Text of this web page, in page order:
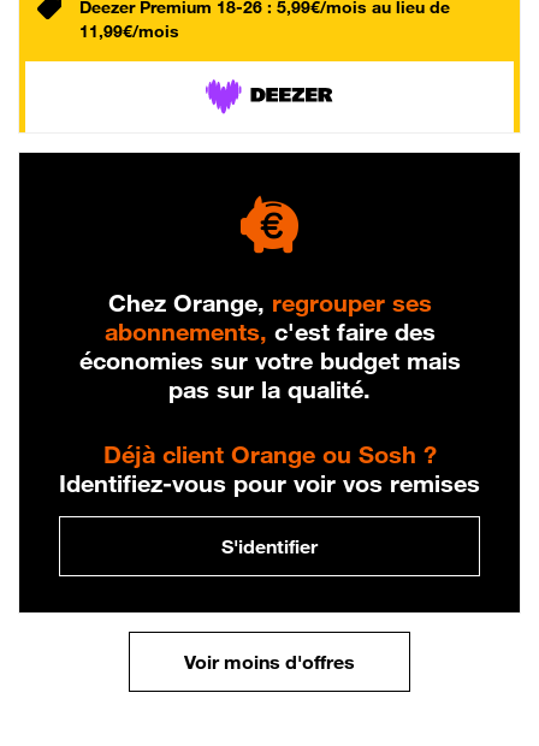
Deezer Premium 18-26 : 5,99€/mois au lieu de
11,99€/mois
Chez Orange, regrouper ses
abonnements, c'est faire des
économies sur votre budget mais
pas sur la qualité.
Déjà client Orange ou Sosh ?
Identifiez-vous pour voir vos remises
S'identifier
Voir moins d'offres